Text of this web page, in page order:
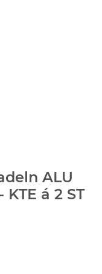
ALU
á 2 ST